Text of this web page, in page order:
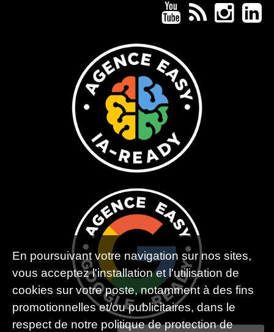
En poursuivant votre navigation sur nos sites,
vous acceptez l'installation et l'utilisation de
cookies sur votre poste, notamment à des fins
promotionnelles et/ou publicitaires, dans le
respect de notre politique de protection de